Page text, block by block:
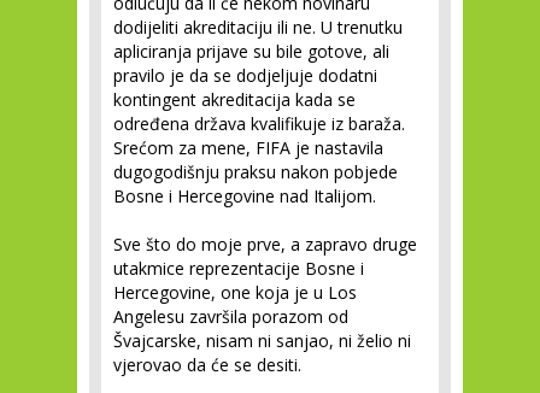
dodijeliti akreditaciju ili ne. U trenutku
apliciranja prijave su bile gotove, ali
pravilo je da se dodjeljuje dodatni
kontingent akreditacija kada se
određena država kvalifikuje iz baraža.
Srećom za mene, FIFA je nastavila
dugogodišnju praksu nakon pobjede
Bosne i Hercegovine nad Italijom.
Sve što do moje prve, a zapravo druge
utakmice reprezentacije Bosne i
Hercegovine, one koja je u Los
Angelesu završila porazom od
Švajcarske, nisam ni sanjao, ni želio ni
vjerovao da će se desiti.